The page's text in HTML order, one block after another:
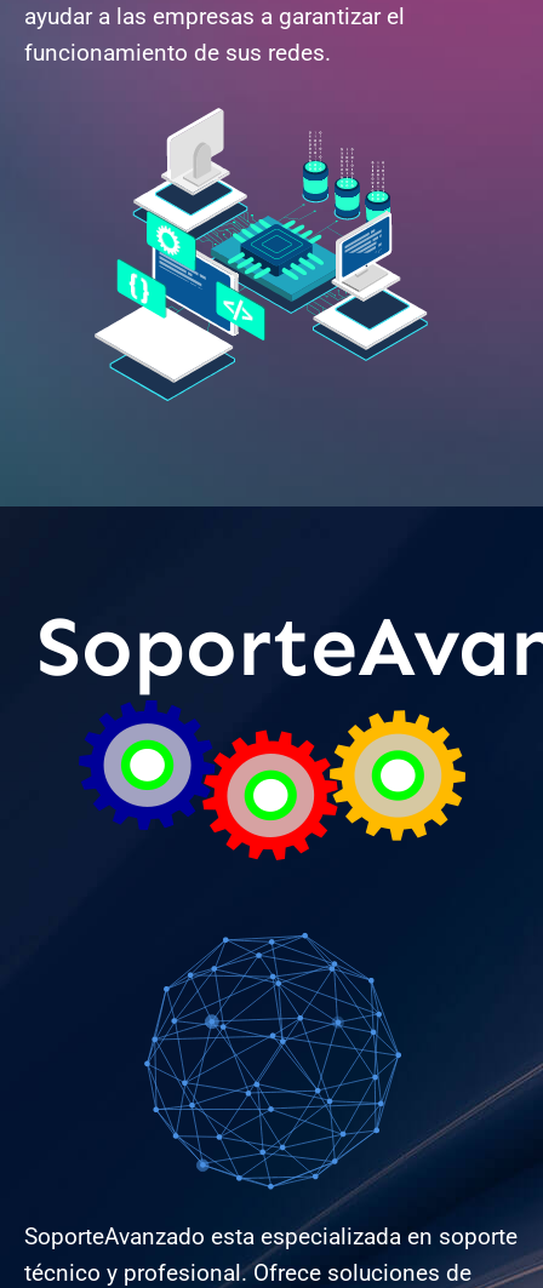
ayudar a las empresas a garantizar el
funcionamiento de sus redes.
SoporteAvanzado esta especializada en soporte
técnico y profesional. Ofrece soluciones de